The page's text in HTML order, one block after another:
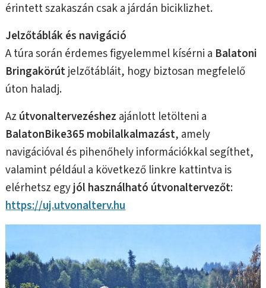
érintett szakaszán csak a járdán biciklizhet.
Jelzőtáblák és navigáció
A túra során érdemes figyelemmel kísérni a Balatoni
Bringakörútjelzőtábláit, hogy biztosan megfelelő
úton haladj.
Az útvonaltervezéshez ajánlott letölteni a
BalatonBike365mobilalkalmazást, amely
navigációval és pihenőhely információkkal segíthet,
valamint például a következő linkre kattintva is
elérhetsz egyjól használható útvonaltervezőt:
https://uj.utvonalterv.hu